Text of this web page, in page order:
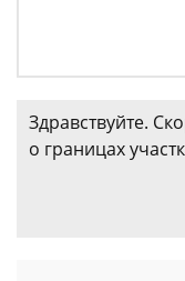
Здравствуйте.
о границах